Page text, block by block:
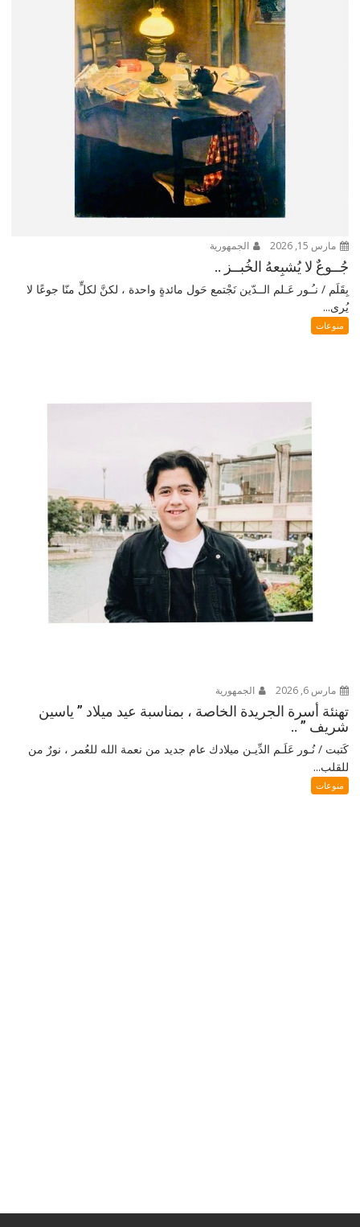
مارس 15, 2026 الجمهورية
جُــوعٌ لا يُشبِعهُ الخُبــز ..
بِقَلَم / نـُـور عَـلم الــدّين نَجْتمع حَول مائدةٍ واحدة ، لكنَّ لكلٍّ منّا جوعًا لا
يُرى...
منوعات
مارس 6, 2026 الجمهورية
تهنئة أسرة الجريدة الخاصة ، بمناسبة عيد ميلاد ” ياسين
شريف ” ..
كَتبت / نُـور عَلَـم الدِّيـن ميلادك عام جديد من نعمة الله للعُمر ، نورٌ من
للقلب...
منوعات